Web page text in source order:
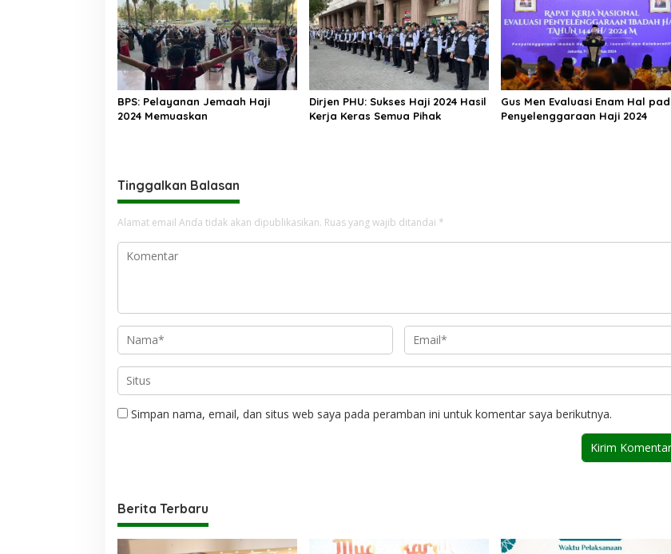
BPS: Pelayanan Jemaah Haji
2024 Memuaskan
Dirjen PHU: Sukses Haji 2024 Hasil
Kerja Keras Semua Pihak
Gus Men Evaluasi Enam Hal
Penyelenggaraan Haji 2024
Tinggalkan Balasan
Alamat email Anda tidak akan dipublikasikan. Ruas yang wajib ditandai *
Simpan nama, email, dan situs web saya pada peramban ini untuk komentar saya berikutnya.
Berita Terbaru